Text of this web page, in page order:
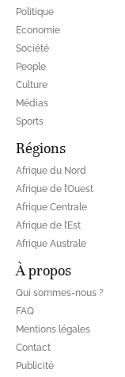
Politique
Economie
Société
People
Culture
Médias
Sports
Régions
Afrique du Nord
Afrique de l’Ouest
Afrique Centrale
Afrique de l’Est
Afrique Australe
À propos
Qui sommes-nous ?
FAQ
Mentions légales
Contact
Publicité